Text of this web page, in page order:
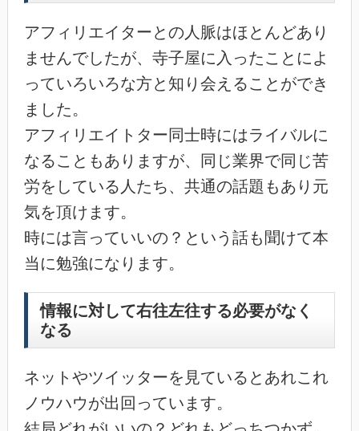
アフィリエイターとの人脈はほとんどあり
ませんでしたが、寺子屋に入ったことによ
っていろいろな方と知り会えることができ
ました。
アフィリエイトター同士時にはライバルに
なることもありますが、同じ業界で同じ苦
労をしている人たち、共通の話題もあり元
気を頂けます。
時には言っていいの？という話も聞けて本
当に勉強になります。
情報に対して右往左往する必要がなく
なる
ネットやツイッターを見ているとあれこれ
ノウハウが出回っています。